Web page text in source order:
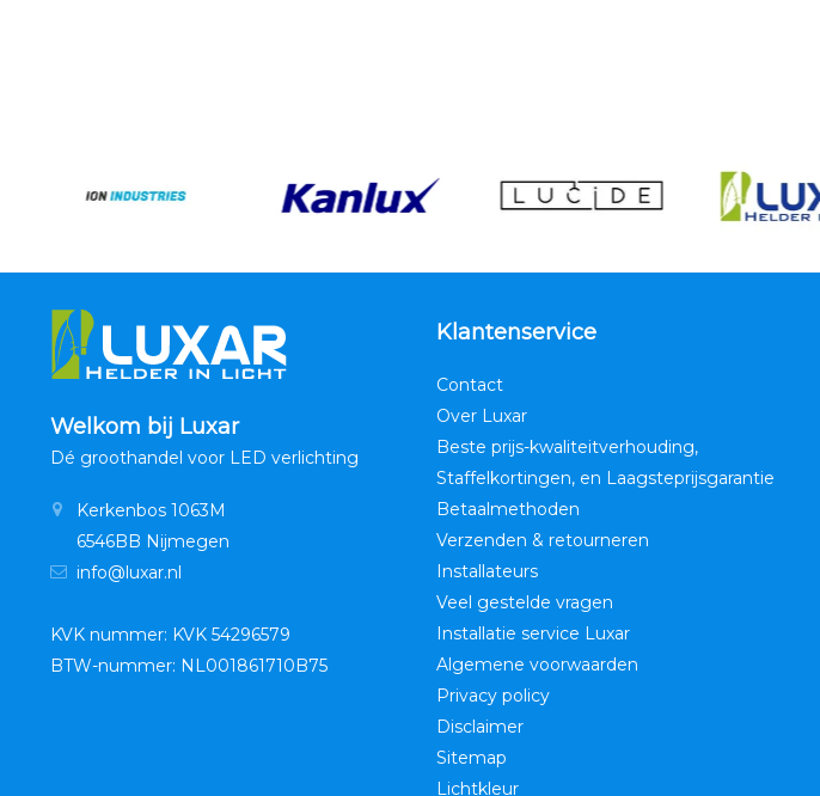
Welkom bij Luxar
Dé groothandel voor LED verlichting
Kerkenbos 1063M
6546BB Nijmegen
info@luxar.nl
KVK nummer: KVK 54296579
BTW-nummer: NL001861710B75
Klantenservice
Contact
Over Luxar
Beste prijs-kwaliteitverhouding,
Staffelkortingen, en Laagsteprijsgarantie
Betaalmethoden
Verzenden & retourneren
Installateurs
Veel gestelde vragen
Installatie service Luxar
Algemene voorwaarden
Privacy policy
Disclaimer
Sitemap
Lichtkleur